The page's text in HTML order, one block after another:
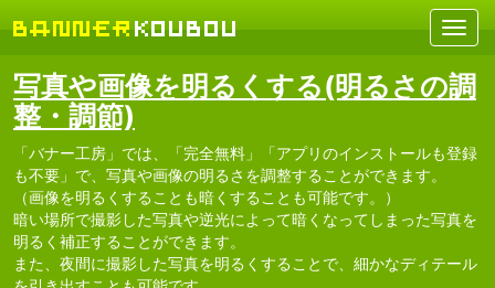
写真や画像を明るくする(明るさの調
整・調節)
「バナー工房」では、「完全無料」「アプリのインストールも登録
も不要」で、写真や画像の明るさを調整することができます。
（画像を明るくすることも暗くすることも可能です。）
暗い場所で撮影した写真や逆光によって暗くなってしまった写真を
明るく補正することができます。
また、夜間に撮影した写真を明るくすることで、細かなディテール